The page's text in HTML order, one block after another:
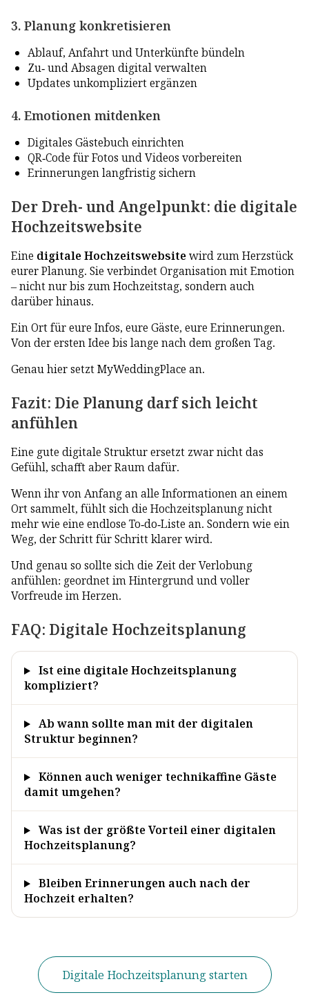
3. Planung konkretisieren
Ablauf, Anfahrt und Unterkünfte bündeln
Zu- und Absagen digital verwalten
Updates unkompliziert ergänzen
4. Emotionen mitdenken
Digitales Gästebuch einrichten
QR-Code für Fotos und Videos vorbereiten
Erinnerungen langfristig sichern
Der Dreh- und Angelpunkt: die digitale
Hochzeitswebsite
Eine digitale Hochzeitswebsitewird zum Herzstück
eurer Planung. Sie verbindet Organisation mit Emotion
– nicht nur bis zum Hochzeitstag, sondern auch
darüber hinaus.
Ein Ort für eure Infos, eure Gäste, eure Erinnerungen.
Von der ersten Idee bis lange nach dem großen Tag.
Genau hier setzt MyWeddingPlace an.
Fazit: Die Planung darf sich leicht
anfühlen
Eine gute digitale Struktur ersetzt zwar nicht das
Gefühl, schafft aber Raum dafür.
Wenn ihr von Anfang an alle Informationen an einem
Ort sammelt, fühlt sich die Hochzeitsplanung nicht
mehr wie eine endlose To-do-Liste an. Sondern wie ein
Weg, der Schritt für Schritt klarer wird.
Und genau so sollte sich die Zeit der Verlobung
anfühlen: geordnet im Hintergrund und voller
Vorfreude im Herzen.
FAQ: Digitale Hochzeitsplanung
Ist eine digitale Hochzeitsplanung
kompliziert?
Ab wann sollte man mit der digitalen
Struktur beginnen?
Können auch weniger technikaffine Gäste
damit umgehen?
Was ist der größte Vorteil einer digitalen
Hochzeitsplanung?
Bleiben Erinnerungen auch nach der
Hochzeit erhalten?
Digitale Hochzeitsplanung starten